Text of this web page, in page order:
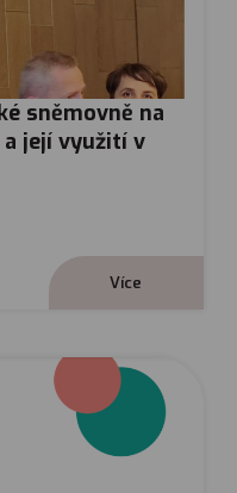
sněmovně na
a její využití v
Více